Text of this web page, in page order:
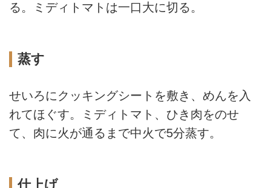
る。ミディトマトは一口大に切る。
蒸す
せいろにクッキングシートを敷き、めんを入
れてほぐす。ミディトマト、ひき肉をのせ
て、肉に火が通るまで中火で5分蒸す。
仕上げ